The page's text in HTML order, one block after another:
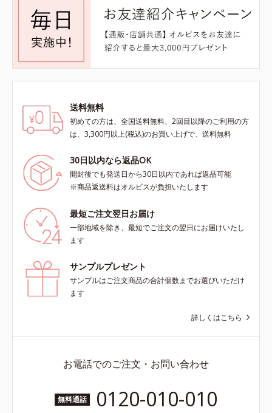
送料無料
初めての方は、全国送料無料、2回目以降のご利用の方
は、3,300円以上(税込)のお買い上げで、送料無料
30日以内なら返品OK
開封後でも発送日から30日以内であれば返品可能
※商品返送料はオルビスが負担いたします
最短ご注文翌日お届け
一部地域を除き、最短でご注文の翌日にお届けいたし
ます
サンプルプレゼント
サンプルはご注文商品の合計個数までお選びいただけ
ます
詳しくはこちら
お電話でのご注文・お問い合わせ
無料通話 0120-010-010